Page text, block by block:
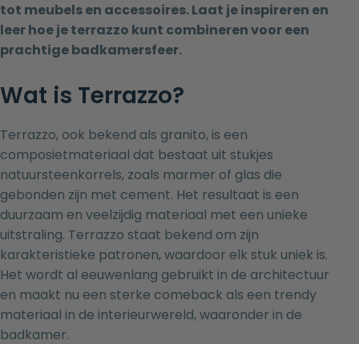
tot meubels en accessoires. Laat je inspireren en
leer hoe je terrazzo kunt combineren voor een
prachtige badkamersfeer.
Wat is Terrazzo?
Terrazzo, ook bekend als granito, is een
composietmateriaal dat bestaat uit stukjes
natuursteenkorrels, zoals marmer of glas die
gebonden zijn met cement. Het resultaat is een
duurzaam en veelzijdig materiaal met een unieke
uitstraling. Terrazzo staat bekend om zijn
karakteristieke patronen, waardoor elk stuk uniek is.
Het wordt al eeuwenlang gebruikt in de architectuur
en maakt nu een sterke comeback als een trendy
materiaal in de interieurwereld, waaronder in de
badkamer.